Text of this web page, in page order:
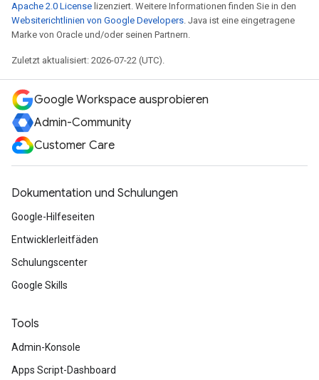
Apache 2.0 License lizenziert. Weitere Informationen finden Sie in den
Websiterichtlinien von Google Developers. Java ist eine eingetragene
Marke von Oracle und/oder seinen Partnern.
Zuletzt aktualisiert: 2026-07-22 (UTC).
Google Workspace ausprobieren
Admin-Community
Customer Care
Dokumentation und Schulungen
Google-Hilfeseiten
Entwicklerleitfäden
Schulungscenter
Google Skills
Tools
Admin-Konsole
Apps Script-Dashboard